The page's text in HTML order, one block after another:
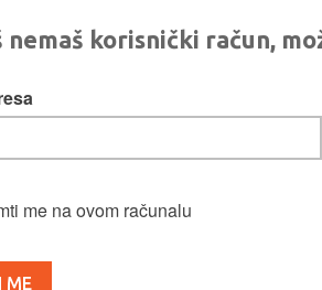
nemaš korisnički račun,
me na ovom računalu